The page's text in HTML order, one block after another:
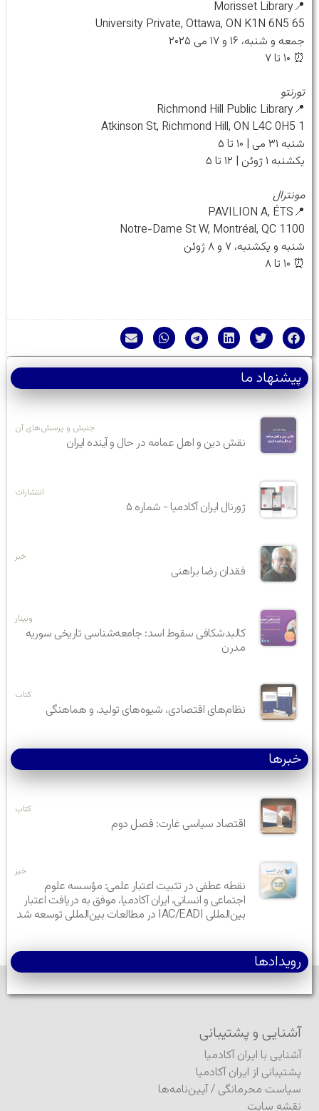
📍Morisset Library
65 University Private, Ottawa, ON K1N 6N5
جمعه و شنبه، ۱۶ و ۱۷ می ۲۰۲۵
⏰ ۱۰ تا ۷
تورنتو
📍Richmond Hill Public Library
1 Atkinson St, Richmond Hill, ON L4C 0H5
شنبه ۳۱ می | ۱۰ تا ۵
یکشنبه ۱ ژوئن | ۱۲ تا ۵
مونترال
📍PAVILION A, ÉTS
1100 Notre-Dame St W, Montréal, QC
شنبه و یکشنبه، ۷ و ۸ ژوئن
⏰ ۱۰ تا ۸
پیشنهاد ما
جنبش و پرسش‌های آن
نقش دین و اهل عمامه در حال و آینده ایران
انتشارات
ژورنال ایران آکادمیا - شماره ۵
خبر
فقدان رضا براهنی
وبینار
کالبدشکافی سقوط اسد: جامعه‌شناسی تاریخی سوریه
مدرن
کتاب
نظام‌های اقتصادی، شیوه‌های تولید، و هماهنگی
خبرها
کتاب
اقتصاد سیاسی غارت: فصل دوم
خبر
نقطه عطفی در تثبیت اعتبار علمی: مؤسسه علوم
اجتماعی و انسانی، ایران آکادمیا، موفق به دریافت اعتبار
بین‌المللی IAC/EADI در مطالعات بین‌المللی توسعه شد
رویدادها
آشنایی و پشتیبانی
آشنایی با ایران آکادمیا
پشتیبانی از ایران آکادمیا
سیاست محرمانگی /آیین‌نامه‌ها
نقشه سایت